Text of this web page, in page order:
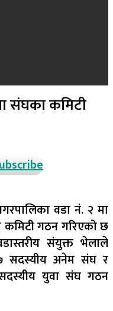
संघका कमिटी
वडा नं. २ मा
गठन गरिएको छ
संयुक्त भेलाले
सदस्यीय अनेम संघ र
युवा संघ गठन